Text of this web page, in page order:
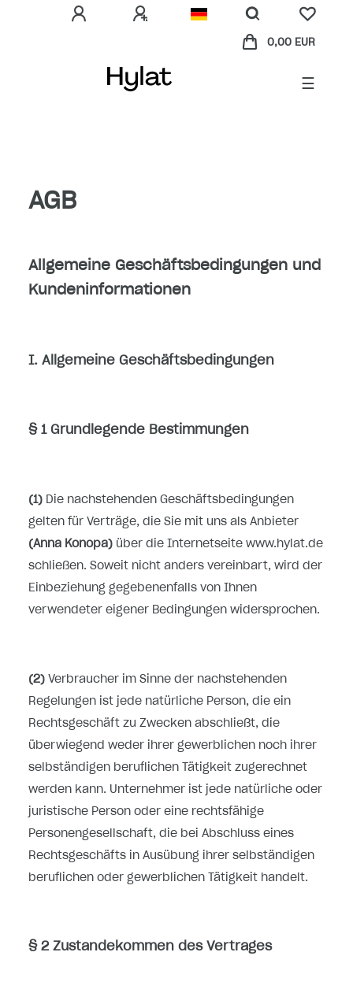
0,00 EUR
☰
AGB
Allgemeine Geschäftsbedingungen und
Kundeninformationen
I. Allgemeine Geschäftsbedingungen
§ 1 Grundlegende Bestimmungen
(1) Die nachstehenden Geschäftsbedingungen
gelten für Verträge, die Sie mit uns als Anbieter
(Anna Konopa) über die Internetseite www.hylat.de
schließen. Soweit nicht anders vereinbart, wird der
Einbeziehung gegebenenfalls von Ihnen
verwendeter eigener Bedingungen widersprochen.
(2) Verbraucher im Sinne der nachstehenden
Regelungen ist jede natürliche Person, die ein
Rechtsgeschäft zu Zwecken abschließt, die
überwiegend weder ihrer gewerblichen noch ihrer
selbständigen beruflichen Tätigkeit zugerechnet
werden kann. Unternehmer ist jede natürliche oder
juristische Person oder eine rechtsfähige
Personengesellschaft, die bei Abschluss eines
Rechtsgeschäfts in Ausübung ihrer selbständigen
beruflichen oder gewerblichen Tätigkeit handelt.
§ 2 Zustandekommen des Vertrages